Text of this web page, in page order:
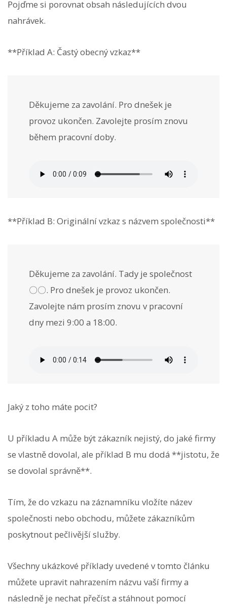
Pojďme si porovnat obsah následujících dvou
nahrávek.
**Příklad A: Častý obecný vzkaz**
Děkujeme za zavolání. Pro dnešek je
provoz ukončen. Zavolejte prosím znovu
během pracovní doby.
**Příklad B: Originální vzkaz s názvem společnosti**
Děkujeme za zavolání. Tady je společnost
〇〇. Pro dnešek je provoz ukončen.
Zavolejte nám prosím znovu v pracovní
dny mezi 9:00 a 18:00.
Jaký z toho máte pocit?
U příkladu A může být zákazník nejistý, do jaké firmy
se vlastně dovolal, ale příklad B mu dodá **jistotu, že
se dovolal správně**.
Tím, že do vzkazu na záznamníku vložíte název
společnosti nebo obchodu, můžete zákazníkům
poskytnout pečlivější služby.
Všechny ukázkové příklady uvedené v tomto článku
můžete upravit nahrazením názvu vaší firmy a
následně je nechat přečíst a stáhnout pomocí